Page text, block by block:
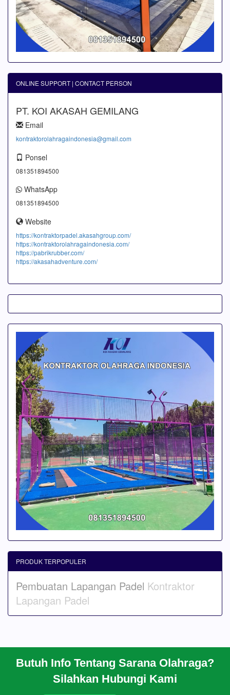
ONLINE SUPPORT | CONTACT PERSON
PT. KOI AKASAH GEMILANG
Email
kontraktorolahragaindonesia@gmail.com
Ponsel
081351894500
WhatsApp
081351894500
Website
https://kontraktorpadel.akasahgroup.com/
https://kontraktorolahragaindonesia.com/
https://pabrikrubber.com/
https://akasahadventure.com/
Butuh Info Tentang Sarana Olahraga?
Silahkan Hubungi Kami
PRODUK TERPOPULER
Pembuatan Lapangan Padel Kontraktor
Lapangan Padel